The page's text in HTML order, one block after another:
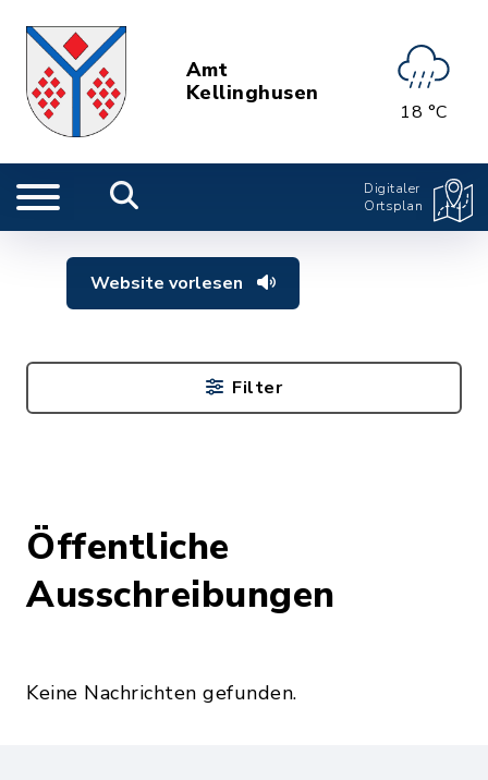
Amt
Kellinghusen
18 °C
Digitaler
Ortsplan
Website vorlesen
Öffentliche
Ausschreibungen
Keine Nachrichten gefunden.
Filter